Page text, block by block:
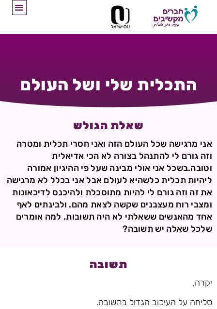
התכלית שלי ושל העולם
שאלת הגולש
אני מרגישה שכל העולם הזה ואני חסרי תכלית ומטרה
וזה גורם לי להתנהל בצורה לא הכי אדיאלית
וטובה.בשכל אני אולי מבינה שעל פי ההיגיון אמורה
ליהיות תכלית כלשהיא לעולם אבל אני בכלל לא מרגישה
את זה וזה גורם לי להיות מתוסכלת ולהיכנס לדיכאונות
ומצבי רוח מעצבנים שקשה לצאת מהם. ולבינתים לאף
אחד מהאנשים ששאלתי לא היה תשובות. למה אומרים
שלכל שאלה יש תשובה?
תשובה
יקרה,
סליחה על העיכוב הגדול בתשובה.